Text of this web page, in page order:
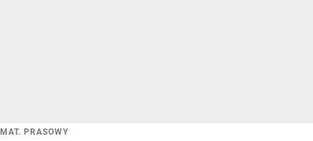
MAT. PRASOWY